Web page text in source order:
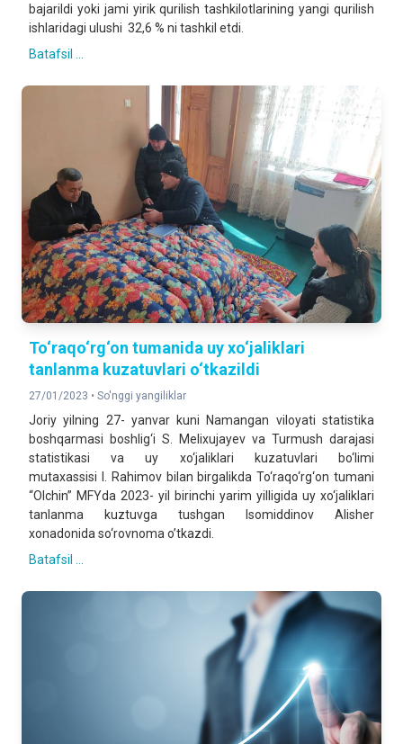
bajarildi yoki jami yirik qurilish tashkilotlarining yangi qurilish
ishlaridagi ulushi 32,6 % ni tashkil etdi.
Batafsil ...
To‘raqo‘rg‘on tumanida uy xo‘jaliklari
tanlanma kuzatuvlari o‘tkazildi
27/01/2023 • So'nggi yangiliklar
Joriy yilning 27- yanvar kuni Namangan viloyati statistika
boshqarmasi boshlig‘i S. Melixujayev va Turmush darajasi
statistikasi va uy xo‘jaliklari kuzatuvlari bo‘limi
mutaxassisi I. Rahimov bilan birgalikda To‘raqo‘rg‘on tumani
“Olchin” MFYda 2023- yil birinchi yarim yilligida uy xo‘jaliklari
tanlanma kuztuvga tushgan Isomiddinov Alisher
xonadonida so‘rovnoma o’tkazdi.
Batafsil ...